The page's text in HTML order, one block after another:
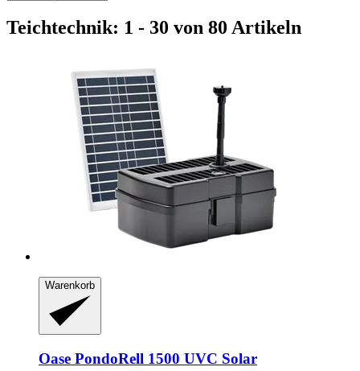
Teichtechnik: 1 - 30 von 80 Artikeln
Warenkorb
Oase PondoRell 1500 UVC Solar